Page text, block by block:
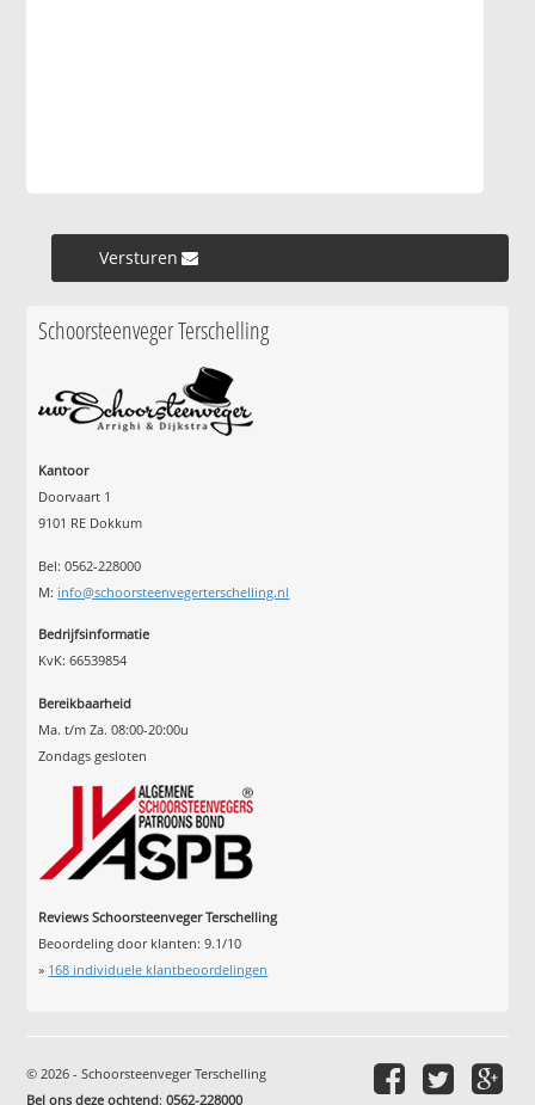
Versturen »
Schoorsteenveger Terschelling
Kantoor
Doorvaart 1
9101 RE Dokkum
Bel: 0562-228000
M: info@schoorsteenvegerterschelling.nl
Bedrijfsinformatie
KvK: 66539854
Bereikbaarheid
Ma. t/m Za. 08:00-20:00u
Zondags gesloten
Reviews Schoorsteenveger Terschelling
Beoordeling door klanten:9.1/10
» 168 individuele klantbeoordelingen
© 2026 - Schoorsteenveger Terschelling
Bel ons deze ochtend:0562-228000